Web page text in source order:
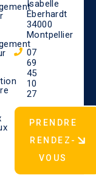
Isabelle
Eberhardt
34000
Montpellier
07
69
45
10
27
PRENDRE
RENDEZ-
VOUS